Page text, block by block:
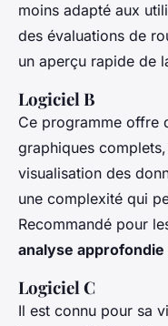
moins adapté aux
des évaluations de
un aperçu rapide de
Logiciel B
Ce programme offre
graphiques
visualisation des
une complexité qui
Recommandé pour
analyse approfondie
Logiciel C
Il est connu pour sa